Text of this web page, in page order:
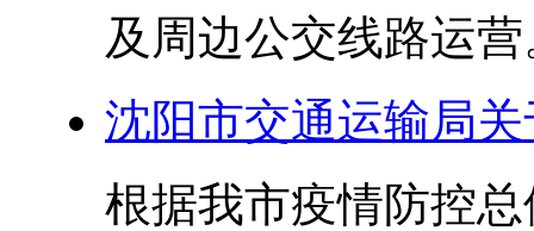
及周边公交线路运
沈阳市交通运输局
根据我市疫情防控